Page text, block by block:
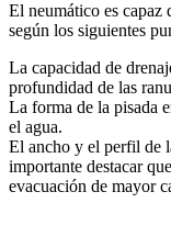
El neumático es capaz
según los siguientes
La capacidad de
profundidad de las
La forma de la pisada
el agua.
El ancho y el perfil de
importante destacar
evacuación de mayor